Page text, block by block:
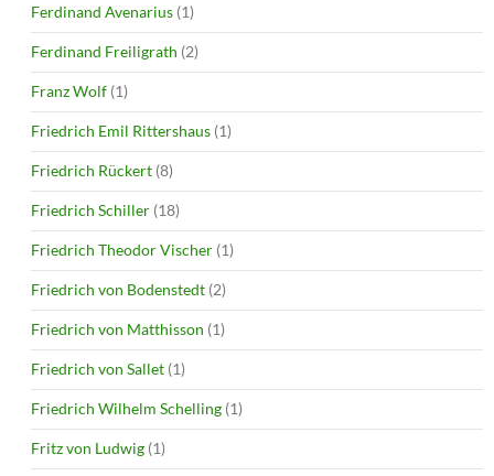
Ferdinand Avenarius (1)
Ferdinand Freiligrath (2)
Franz Wolf (1)
Friedrich Emil Rittershaus (1)
Friedrich Rückert (8)
Friedrich Schiller (18)
Friedrich Theodor Vischer (1)
Friedrich von Bodenstedt (2)
Friedrich von Matthisson (1)
Friedrich von Sallet (1)
Friedrich Wilhelm Schelling (1)
Fritz von Ludwig (1)